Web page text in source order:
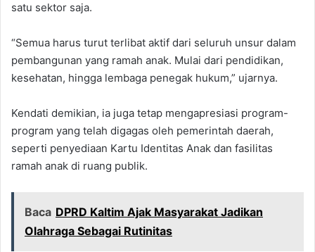
satu sektor saja.
“Semua harus turut terlibat aktif dari seluruh unsur dalam
pembangunan yang ramah anak. Mulai dari pendidikan,
kesehatan, hingga lembaga penegak hukum,” ujarnya.
Kendati demikian, ia juga tetap mengapresiasi program-
program yang telah digagas oleh pemerintah daerah,
seperti penyediaan Kartu Identitas Anak dan fasilitas
ramah anak di ruang publik.
Baca DPRD Kaltim Ajak Masyarakat Jadikan
Olahraga Sebagai Rutinitas